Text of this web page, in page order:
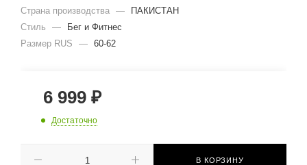
Страна производства —
ПАКИСТАН
Стиль
—
Бег и Фитнес
Размер RUS
— 60-62
6 999 ₽
Достаточно
В КОРЗИНУ